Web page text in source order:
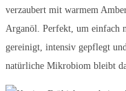
verzaubert mit warmem
Arganöl. Perfekt, um einfach
gereinigt, intensiv gepflegt
natürliche Mikrobiom bleibt